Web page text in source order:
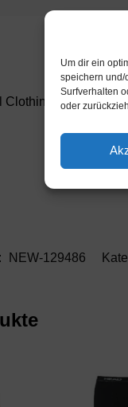
Um dir ein
speichern und/
Surfverhalten
oder
NEW-129486